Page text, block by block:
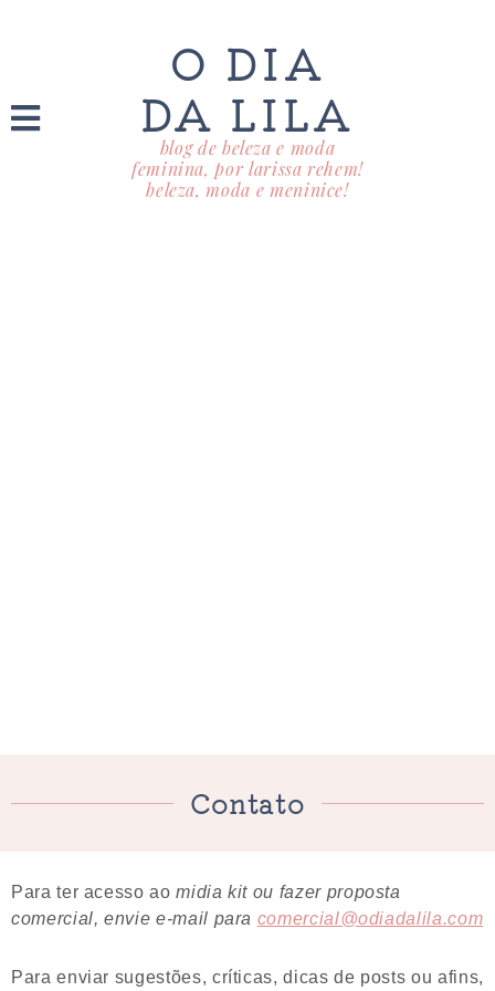
O DIA
DA LILA
blog de beleza e moda
feminina, por larissa rehem!
beleza, moda e meninice!
Contato
Para ter acesso aomidia kit ou fazer proposta
comercial, envie e-mail para comercial@odiadalila.com
Para enviar sugestões, críticas, dicas de posts ou afins,